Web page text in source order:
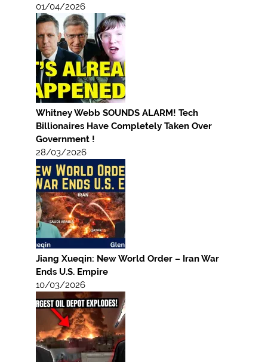
01/04/2026
Whitney Webb SOUNDS ALARM! Tech
Billionaires Have Completely Taken Over
Government !
28/03/2026
Jiang Xueqin: New World Order – Iran War
Ends U.S. Empire
10/03/2026